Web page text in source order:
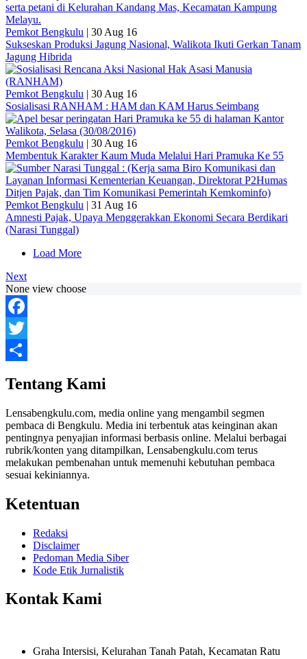
Pemkot Bengkulu | 30 Aug 16
Sukseskan Produksi Jagung Nasional, Walikota Ikuti Gerkan Tanam
Jagung Hibrida
Pemkot Bengkulu | 30 Aug 16
Sosialisasi RANHAM : HAM dan KAM Harus Seimbang
Pemkot Bengkulu | 30 Aug 16
Membentuk Karakter Kaum Muda Melalui Hari Pramuka Ke 55
Pemkot Bengkulu | 31 Aug 16
Amnesti Pajak, Upaya Menggerakkan Ekonomi Secara Berdikari
(Narasi Tunggal)
Load More
Next
None view choose
Facebook
Twitter
Tentang Kami
Lensabengkulu.com, media online yang mengambil segmen
pembaca di Bengkulu. Media ini terbentuk atas keinginan akan
pentingnya penyajian informasi berbasis online. Melalui berbagai
rubrik/konten yang ditampilkan, Lensabengkulu.com terus
melakukan pembenahan untuk memenuhi kebutuhan pembaca
sesuai kekiniannya.
Ketentuan
Redaksi
Disclaimer
Pedoman Media Siber
Kode Etik Jurnalistik
Kontak Kami
Graha Intersisi, Kelurahan Tanah Patah, Kecamatan Ratu